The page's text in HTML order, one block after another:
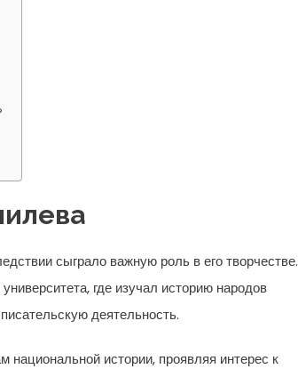
сыграло важную роль в его творчестве.
где изучал историю народов
деятельность.
истории, проявляя интерес к